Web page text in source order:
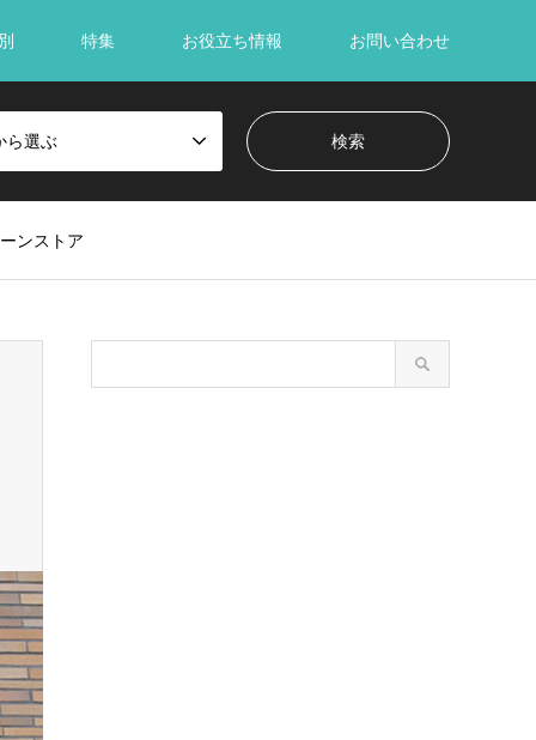
特集 お役立ち情報 お問い合わせ
ら選ぶ
ンストア